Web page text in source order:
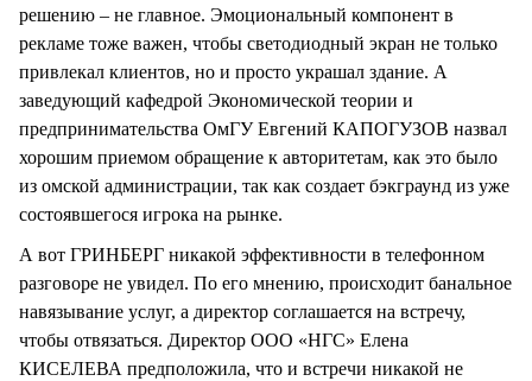
решению – не главное. Эмоциональный компонент в
рекламе тоже важен, чтобы светодиодный экран не только
привлекал клиентов, но и просто украшал здание. А
заведующий кафедрой Экономической теории и
предпринимательства ОмГУ Евгений КАПОГУЗОВ назвал
хорошим приемом обращение к авторитетам, как это было
из омской администрации, так как создает бэкграунд из уже
состоявшегося игрока на рынке.
А вот ГРИНБЕРГ никакой эффективности в телефонном
разговоре не увидел. По его мнению, происходит банальное
навязывание услуг, а директор соглашается на встречу,
чтобы отвязаться. Директор ООО «НГС» Елена
КИСЕЛЕВА предположила, что и встречи никакой не